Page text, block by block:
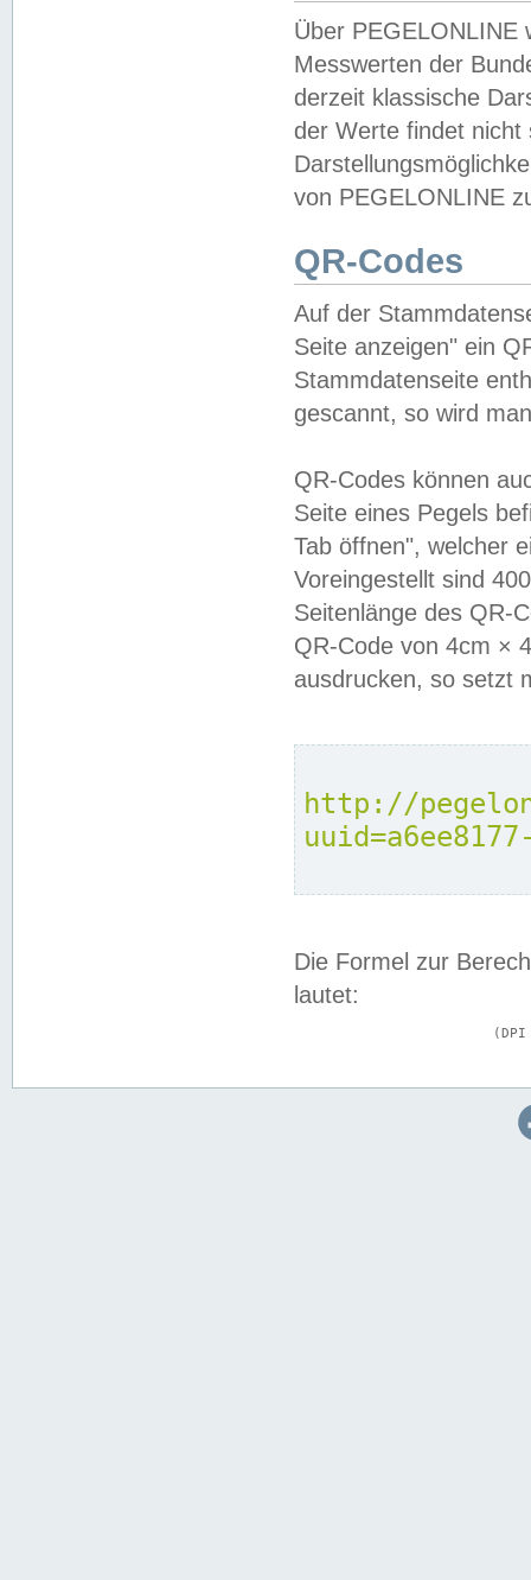
Über PEGELONLINE
Messwerten der
derzeit klassische
der Werte findet
von PEGELONLINE
QR-Codes
Auf der
Seite anzeigen" ein
Stammdatenseite
gescannt, so wird
QR-Codes können
Seite eines Pegels
Tab öffnen", welcher
Voreingestellt sind
Seitenlänge des QR-
QR-Code von 4cm ×
ausdrucken, so setzt
http://
Die Formel zur
lautet: